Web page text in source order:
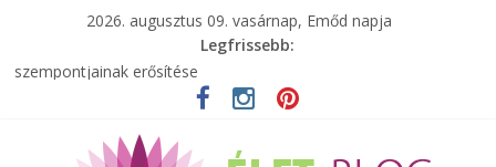
2026. augusztus 09. vasárnap, Emőd napja
Legfrissebb:
A zöld forradalom: A mosó- és parfümtermékek környezetbarát
szempontjainak erősítése
Milyen bőröndöt válasszunk utazásunkhoz?
Elérhető zöld energia mindenki számára
Tartalék ajándék, amit szívesen megtartasz magadnak